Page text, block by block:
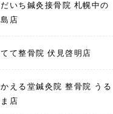
だいち鍼灸接骨院 札幌中の
島店
てて整骨院 伏見啓明店
かえる堂鍼灸院 整骨院 うる
ま店